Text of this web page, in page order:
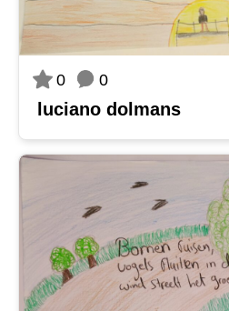
0 0
luciano dolmans